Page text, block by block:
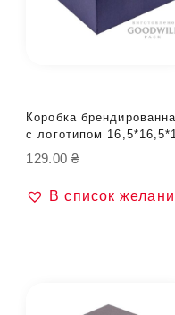
Коробка
с логотипом
129.00 ₴
В список